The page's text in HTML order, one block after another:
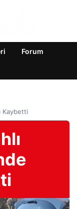
Forum
Kaybetti